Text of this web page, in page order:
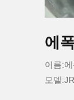
에
이름:
모델